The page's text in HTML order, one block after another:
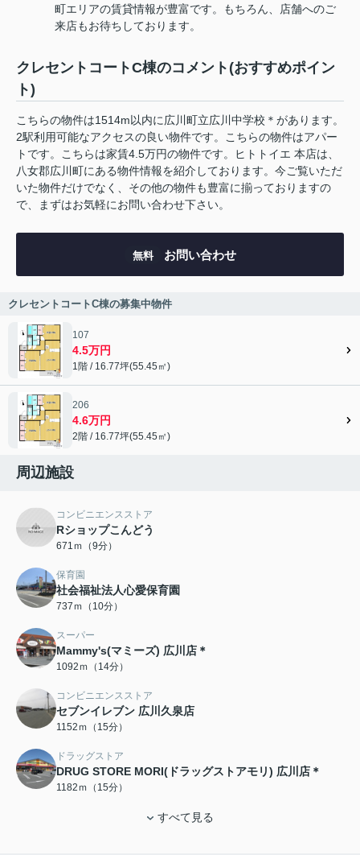
町エリアの賃貸情報が豊富です。もちろん、店舗へのご
来店もお待ちしております。
クレセントコートC棟のコメント(おすすめポイン
ト)
こちらの物件は1514m以内に広川町立広川中学校＊があります。
2駅利用可能なアクセスの良い物件です。こちらの物件はアパー
トです。こちらは家賃4.5万円の物件です。ヒトトイエ 本店は、
八女郡広川町にある物件情報を紹介しております。今ご覧いただ
いた物件だけでなく、その他の物件も豊富に揃っておりますの
で、まずはお気軽にお問い合わせ下さい。
無料 お問い合わせ
クレセントコートC棟の募集中物件
107
4.5万円
1階 / 16.77坪(55.45㎡)
206
4.6万円
2階 / 16.77坪(55.45㎡)
周辺施設
コンビニエンスストア
Rショップこんどう
671ｍ（9分）
保育園
社会福祉法人心愛保育園
737ｍ（10分）
スーパー
Mammy's(マミーズ) 広川店＊
1092ｍ（14分）
コンビニエンスストア
セブンイレブン 広川久泉店
1152ｍ（15分）
ドラッグストア
DRUG STORE MORI(ドラッグストアモリ) 広川店＊
1182ｍ（15分）
すべて見る